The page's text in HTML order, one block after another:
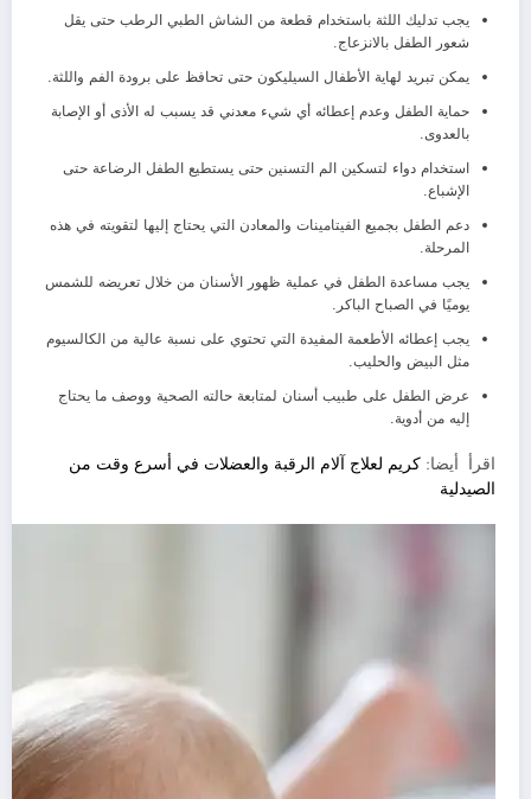
يجب تدليك اللثة باستخدام قطعة من الشاش الطبي الرطب حتى يقل
شعور الطفل بالانزعاج.
يمكن تبريد لهاية الأطفال السيليكون حتى تحافظ على برودة الفم واللثة.
حماية الطفل وعدم إعطائه أي شيء معدني قد يسبب له الأذى أو الإصابة
بالعدوى.
استخدام دواء لتسكين الم التسنين حتى يستطيع الطفل الرضاعة حتى
الإشباع.
دعم الطفل بجميع الفيتامينات والمعادن التي يحتاج إليها لتقويته في هذه
المرحلة.
يجب مساعدة الطفل في عملية ظهور الأسنان من خلال تعريضه للشمس
يوميًا في الصباح الباكر.
يجب إعطائه الأطعمة المفيدة التي تحتوي على نسبة عالية من الكالسيوم
مثل البيض والحليب.
عرض الطفل على طبيب أسنان لمتابعة حالته الصحية ووصف ما يحتاج
إليه من أدوية.
اقرأ أيضا: كريم لعلاج آلام الرقبة والعضلات في أسرع وقت من
الصيدلية